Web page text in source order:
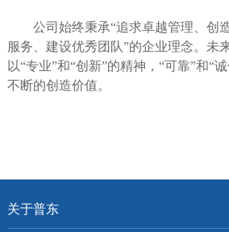
公司始终秉承“追求卓越管理、创
服务、建设优秀团队”的企业理念。未
以“专业”和“创新”的精神，“可靠”和“
不断的创造价值。
关于普东